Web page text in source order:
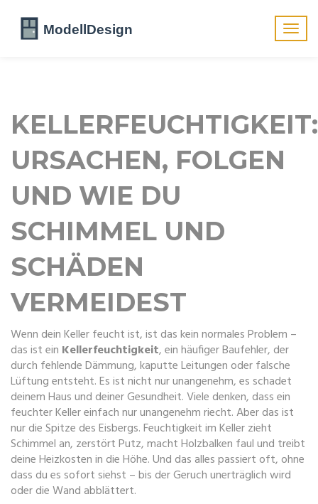
KELLERFEUCHTIGKEIT:
URSACHEN, FOLGEN
UND WIE DU
SCHIMMEL UND
SCHÄDEN
VERMEIDEST
Wenn dein Keller feucht ist, ist das kein normales Problem –
das ist ein Kellerfeuchtigkeit,ein häufiger Baufehler, der
durch fehlende Dämmung, kaputte Leitungen oder falsche
Lüftung entsteht. Es ist nicht nur unangenehm, es schadet
deinem Haus und deiner Gesundheit.Viele denken, dass ein
feuchter Keller einfach nur unangenehm riecht. Aber das ist
nur die Spitze des Eisbergs. Feuchtigkeit im Keller zieht
Schimmel an, zerstört Putz, macht Holzbalken faul und treibt
deine Heizkosten in die Höhe. Und das alles passiert oft, ohne
dass du es sofort siehst – bis der Geruch unerträglich wird
oder die Wand abblättert.